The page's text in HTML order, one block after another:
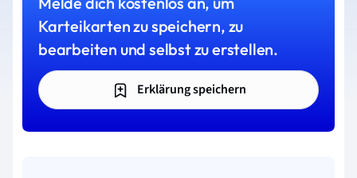
Karteikarten zu speichern, zu
bearbeiten und selbst zu erstellen.
Erklärung speichern